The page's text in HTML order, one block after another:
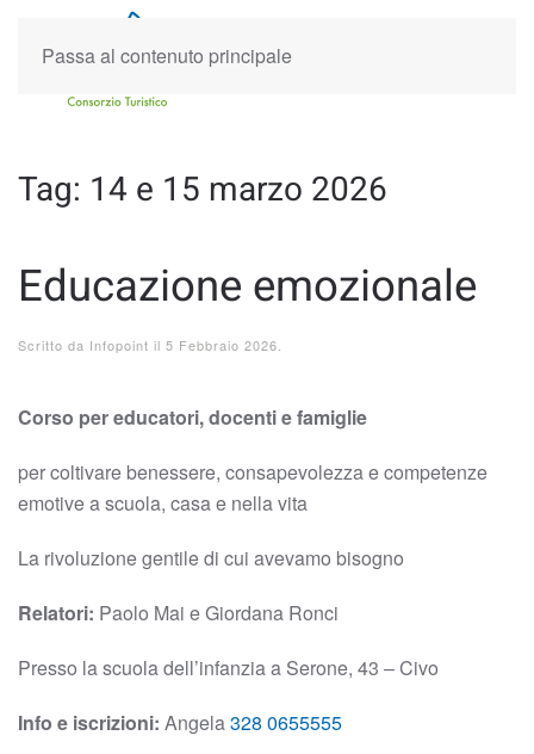
Passa al contenuto principale
Tag: 14 e 15 marzo 2026
Educazione emozionale
Scritto da Infopoint il 5 Febbraio 2026
Corso per educatori, docenti e famiglie
per coltivare benessere, consapevolezza e competenze
emotive a scuola, casa e nella vita
La rivoluzione gentile di cui avevamo bisogno
Relatori: Paolo Mai e Giordana Ronci
Presso la scuola dell’infanzia a Serone, 43 – Civo
Info e iscrizioni: Angela328 0655555